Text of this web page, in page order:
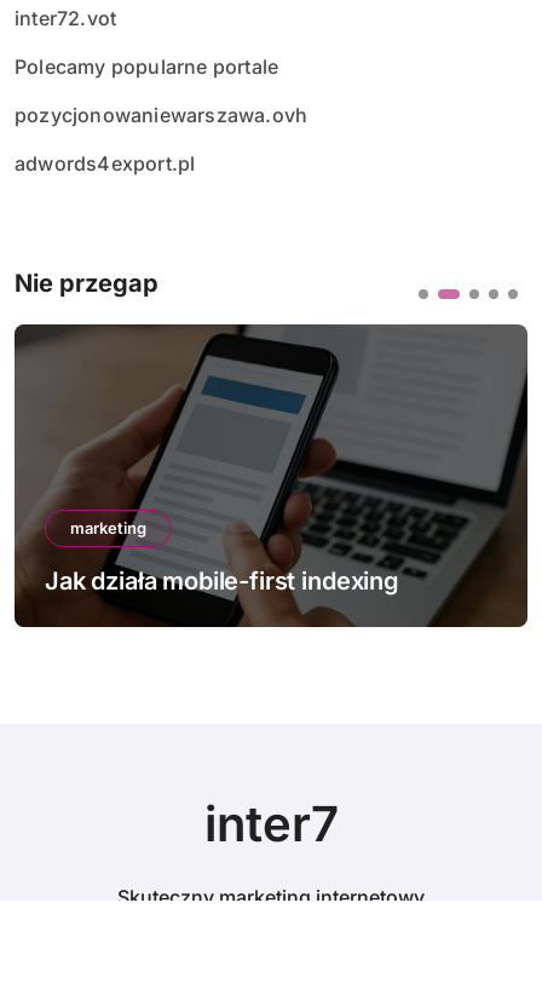
inter72.vot
Polecamy popularne portale
pozycjonowaniewarszawa.ovh
adwords4export.pl
Nie przegap
marketing
Jak poprawić Core Web Vitals
inter7
Skuteczny marketing internetowy